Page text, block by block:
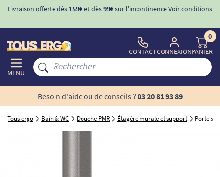
Livraison offerte dès 159€et dès99€sur l'incontinenceVoir conditions
MENU
CONTACTCONNEXION
0
PANIER
Besoin d'aide ou de conseils ? 03 20 81 93 89
Tous ergo Bain & WC Douche PMR Étagère murale et support Porte